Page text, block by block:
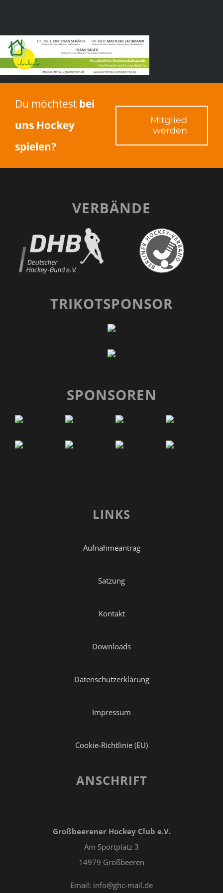
Du möchtest bei
uns Hockey
spielen?
Mitglied
werden
VERBÄNDE
TRIKOTSPONSOR
SPONSOREN
LINKS
Aufnahmeantrag
Satzung
Kontakt
Downloads
Datenschutzerklärung
Impressum
Cookie-Richtlinie (EU)
ANSCHRIFT
Großbeerener Hockey Club e.V.
Am Sportplatz 3
14979 Großbeeren
Email: info@ghc-mail.de